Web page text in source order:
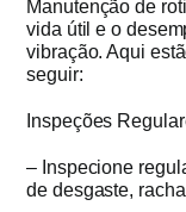
Manutenção de
vida útil e o
vibração. Aqui
seguir:
Inspeções
– Inspecione
de desgaste,